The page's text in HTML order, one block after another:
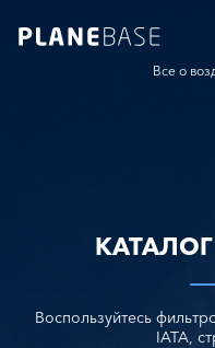
Все о
Воспользуйтесь
IATA,